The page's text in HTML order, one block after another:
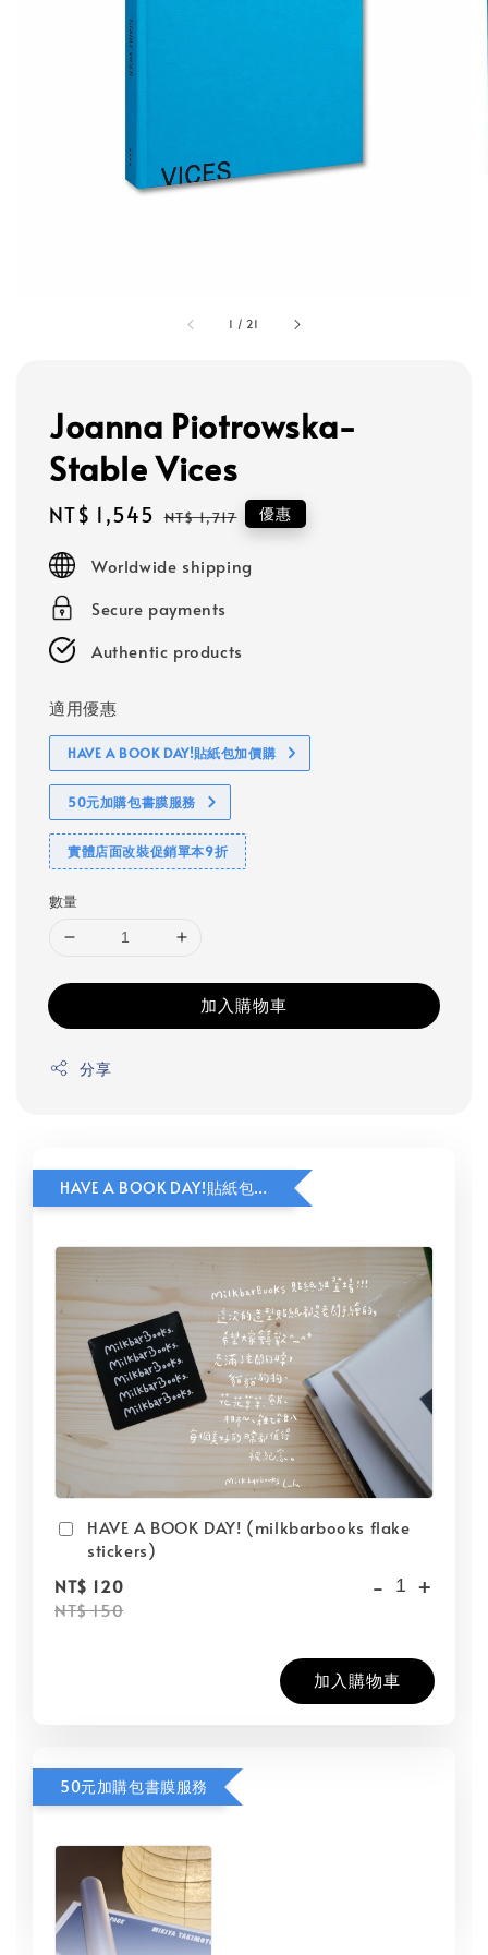
1 / 21
Joanna Piotrowska-
Stable Vices
Sale
NT$ 1,545 Regular
NT$ 1,717 優惠
Worldwide shipping
Secure payments
Authentic products
適用優惠
HAVE A BOOK DAY!貼紙包加價購
50元加購包書膜服務
實體店面改裝促銷單本9折
數量
加入購物車
分享
HAVE A BOOK DAY!貼紙包加價購
HAVE A BOOK DAY! (milkbarbooks flake
stickers)
NT$ 120
NT$ 150
- +
加入購物車
50元加購包書膜服務